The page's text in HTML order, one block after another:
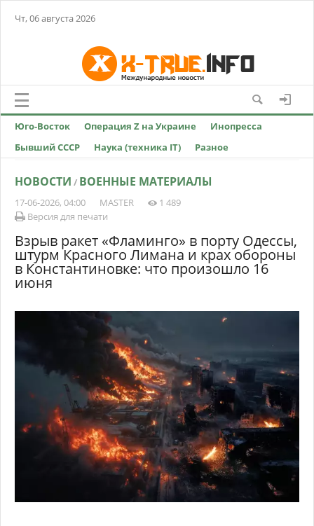
Чт, 06 августа 2026
Юго-Восток Операция Z на Украине
Инопресса
Бывший СССР
Наука (техника IT) Разное
НОВОСТИ / ВОЕННЫЕ МАТЕРИАЛЫ
17-06-2026, 04:00 MASTER
1 489
Версия для печати
Взрыв ракет «Фламинго» в порту Одессы,
штурм Красного Лимана и крах обороны
в Константиновке: что произошло 16
июня